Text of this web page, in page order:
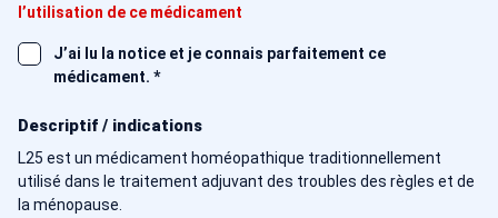
l’utilisation de ce médicament
J’ai lu la notice et je connais parfaitement ce
médicament. *
Descriptif / indications
L25 est un médicament homéopathique traditionnellement
utilisé dans le traitement adjuvant des troubles des règles et de
la ménopause.